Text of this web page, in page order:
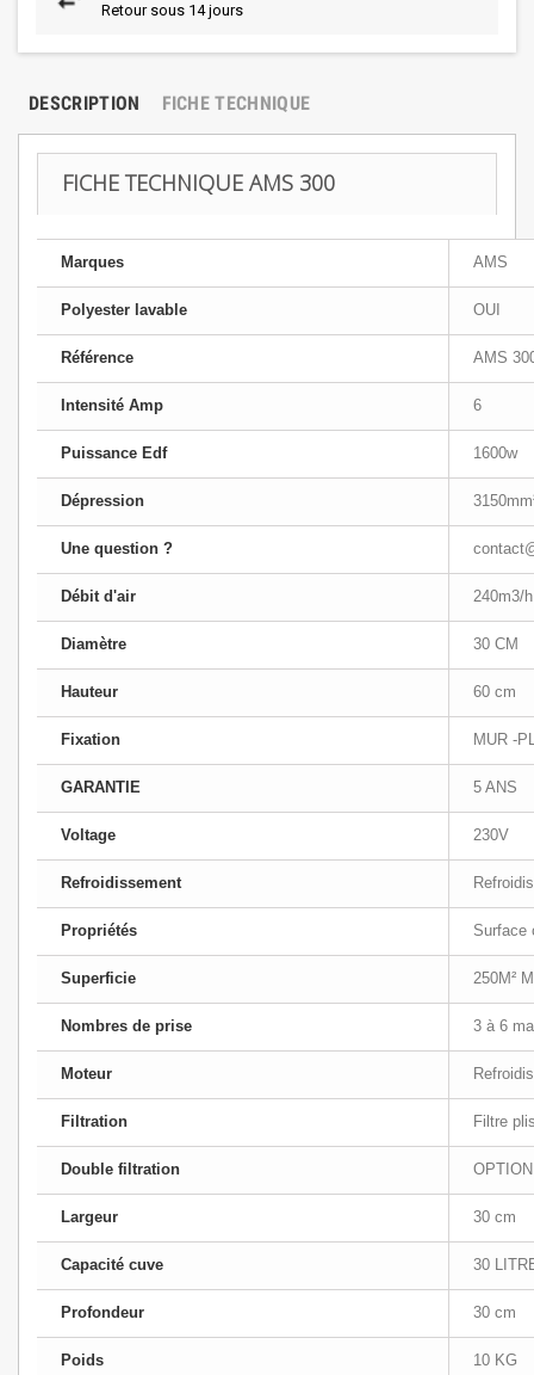
Retour sous 14 jours
DESCRIPTION FICHE TECHNIQUE
FICHE TECHNIQUE AMS 300
Marques AMS
Polyester lavable OUI
Référence AMS
Intensité Amp 6
Puissance Edf 1600w
Dépression
Une question ?
Débit d'air 240m3/h
Diamètre 30 CM
Hauteur 60 cm
Fixation MUR -
GARANTIE 5 ANS
Voltage 230V
Refroidissement
Propriétés Surface
Superficie 250M²
Nombres de prise 3 à 6
Moteur
Filtration Filtre
Double filtration OPTION
Largeur 30 cm
Capacité cuve 30
Profondeur 30 cm
Poids 10 KG